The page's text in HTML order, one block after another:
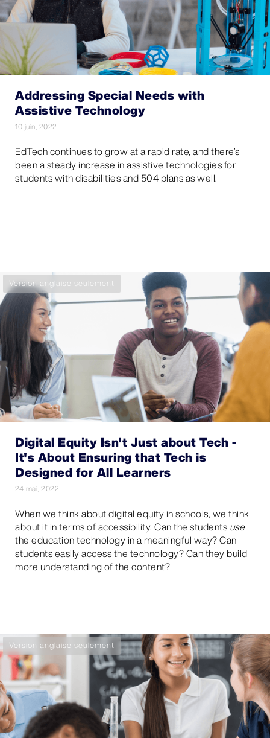
Addressing Special Needs with
Assistive Technology
10 juin, 2022
EdTech continues to grow at a rapid rate, and there’s
been a steady increase in assistive technologies for
students with disabilities and 504 plans as well.
Version anglaise seulement
Digital Equity Isn't Just about Tech -
It's About Ensuring that Tech is
Designed for All Learners
24 mai, 2022
When we think about digital equity in schools, we think
about it in terms of accessibility. Can the students use
the education technology in a meaningful way? Can
students easily access the technology? Can they build
more understanding of the content?
Version anglaise seulement